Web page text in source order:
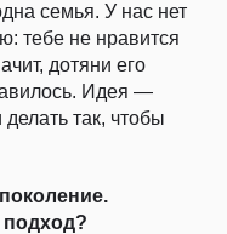
семья. У нас нет
тебе не нравится
дотяни его
Идея —
так, чтобы
подход?